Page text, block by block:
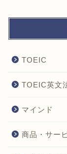
TOEIC
TOEIC英文
マインド
商品・サー